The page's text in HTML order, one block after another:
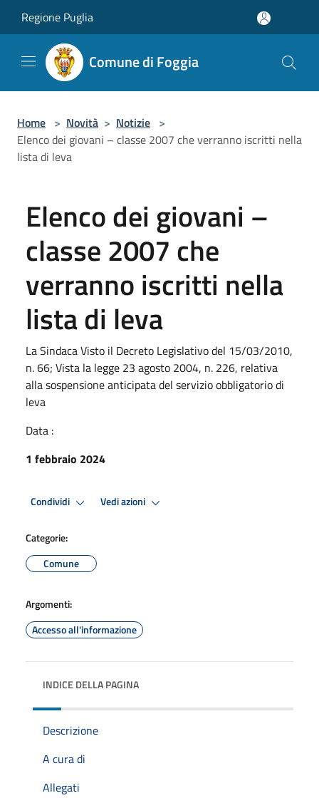
Regione Puglia
Comune di Foggia
Home > Novità > Notizie >
Elenco dei giovani – classe 2007 che verranno iscritti nella
lista di leva
Elenco dei giovani –
classe 2007 che
verranno iscritti nella
lista di leva
La Sindaca Visto il Decreto Legislativo del 15/03/2010,
n. 66; Vista la legge 23 agosto 2004, n. 226, relativa
alla sospensione anticipata del servizio obbligatorio di
leva
Data :
1 febbraio 2024
Condividi Vedi azioni
Categorie:
Comune
Argomenti:
Accesso all'informazione
INDICE DELLA PAGINA
Descrizione
A cura di
Allegati